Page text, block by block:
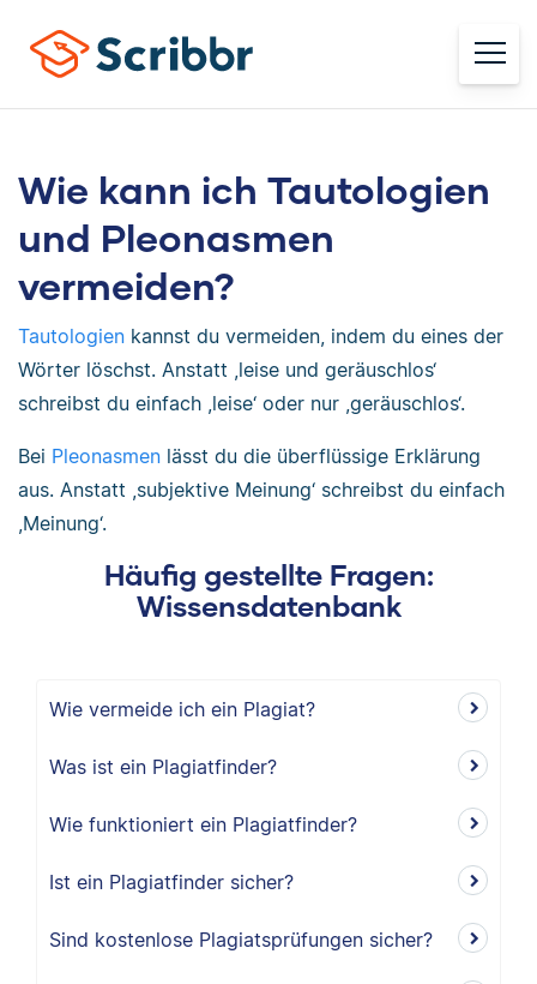
Wie kann ich Tautologien
und Pleonasmen
vermeiden?
Tautologien kannst du vermeiden, indem du eines der
Wörter löschst. Anstatt ,leise und geräuschlos‘
schreibst du einfach ,leise‘ oder nur ,geräuschlos‘.
Bei Pleonasmen lässt du die überflüssige Erklärung
aus. Anstatt ,subjektive Meinung‘ schreibst du einfach
,Meinung‘.
Häufig gestellte Fragen:
Wissensdatenbank
Wie vermeide ich ein Plagiat?
Was ist ein Plagiatfinder?
Wie funktioniert ein Plagiatfinder?
Ist ein Plagiatfinder sicher?
Sind kostenlose Plagiatsprüfungen sicher?